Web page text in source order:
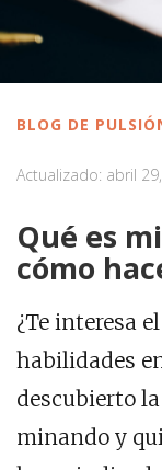
BLOG DE
Actualizado: abril
Qué es
cómo
¿Te interesa
habilidades
descubierto
minando y